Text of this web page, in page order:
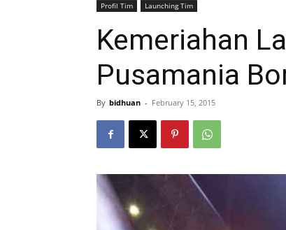
Profil Tim Launching Tim
Kemeriahan
Pusamania
By bidhuan - February 15, 2015